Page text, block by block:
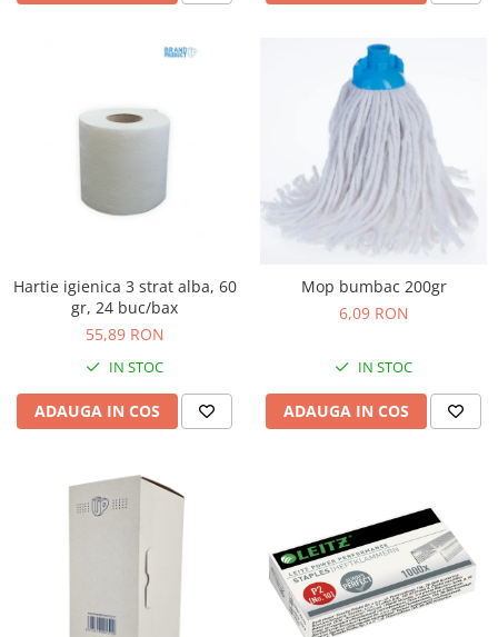
Hartie igienica 3 strat alba, 60
gr, 24 buc/bax
55,89 RON
IN STOC
ADAUGA IN COS
Mop bumbac 200gr
6,09 RON
IN STOC
ADAUGA IN COS